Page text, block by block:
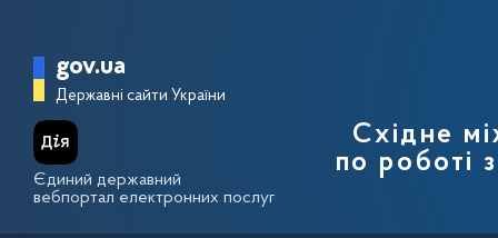
Головна сторінка Державної
gov.ua
Державні сайти України
Єдиний державний
вебпортал електронних послуг
Східне
по роботі